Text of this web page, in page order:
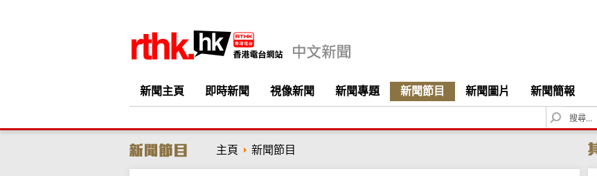
新聞主頁 即時新聞 視像新聞 新聞專題 新聞節目 新聞圖片 新聞簡報
S
e
c
主頁 新聞節目